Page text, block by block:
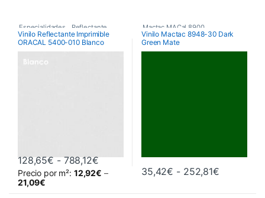
Especialidades Reflectante
Vinilos De Corte
Vinilo Reflectante Imprimible
ORACAL 5400-010 Blanco
128,65€ - 788,12€Rango de precios: desde 128,65€
Precio por m²: 12,92€ –
21,09€
Este producto tiene múltiples variantes. Las opciones se
Mactac MACal 8900
Monoméricos
Vinilo Mactac 8948-30 Dark
Green Mate
35,42€ - 252,81€Rango de
Este producto tiene múltiples